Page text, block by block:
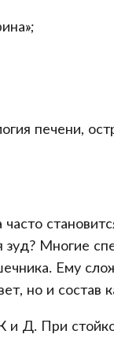
печени,
Многие
Ему
но и состав
и Д. При